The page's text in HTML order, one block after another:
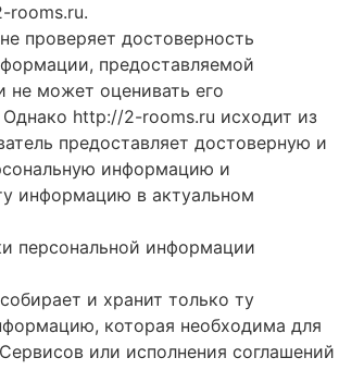
rooms.ru.
проверяет достоверность
предоставляемой
не может оценивать его
Однако http://2-rooms.ru исходит из
предоставляет достоверную и
информацию и
информацию в актуальном
персональной информации
и хранит только ту
которая необходима для
или исполнения соглашений